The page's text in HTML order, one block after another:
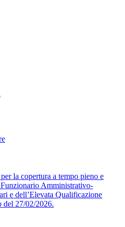
la copertura a tempo pieno e
Amministrativo-
e dell’Elevata Qualificazione
27/02/2026.